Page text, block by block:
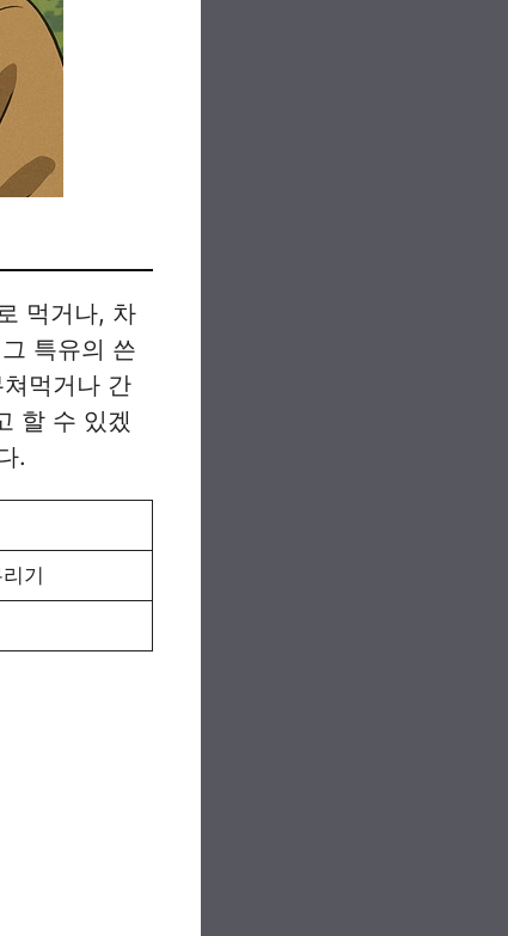
먹거나, 차
특유의 쓴
먹거나 간
할 수 있겠
.
기